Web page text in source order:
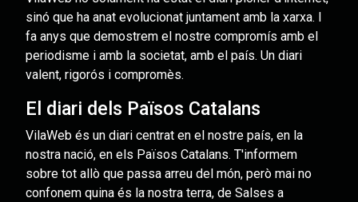
sinó que ha anat evolucionat juntament amb la xarxa. I
fa anys que demostrem el nostre compromís amb el
periodisme i amb la societat, amb el país. Un diari
valent, rigorós i compromès.
El diari dels Països Catalans
VilaWeb és un diari centrat en el nostre país, en la
nostra nació, en els Països Catalans. T'informem
sobre tot allò que passa arreu del món, però mai no
confonem quina és la nostra terra, de Salses a